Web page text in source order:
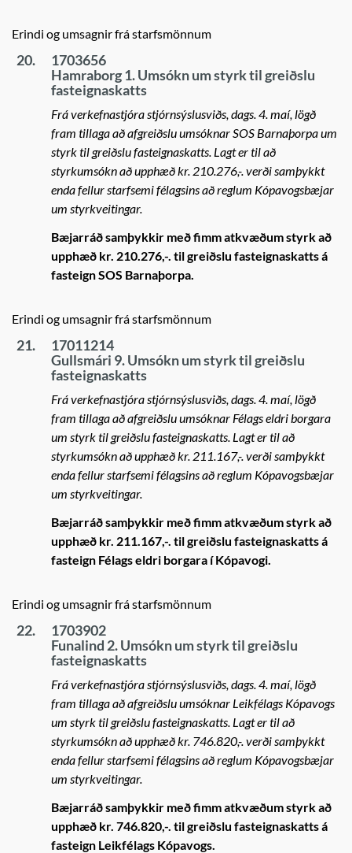
Erindi og umsagnir frá starfsmönnum
20.
1703656
Hamraborg 1. Umsókn um styrk til greiðslu
fasteignaskatts
Frá verkefnastjóra stjórnsýslusviðs, dags. 4. maí, lögð
fram tillaga að afgreiðslu umsóknar SOS Barnaþorpa um
styrk til greiðslu fasteignaskatts. Lagt er til að
styrkumsókn að upphæð kr. 210.276,-. verði samþykkt
enda fellur starfsemi félagsins að reglum Kópavogsbæjar
um styrkveitingar.
Bæjarráð samþykkir með fimm atkvæðum styrk að
upphæð kr. 210.276,-. til greiðslu fasteignaskatts á
fasteign SOS Barnaþorpa.
Erindi og umsagnir frá starfsmönnum
21.
17011214
Gullsmári 9. Umsókn um styrk til greiðslu
fasteignaskatts
Frá verkefnastjóra stjórnsýslusviðs, dags. 4. maí, lögð
fram tillaga að afgreiðslu umsóknar Félags eldri borgara
um styrk til greiðslu fasteignaskatts. Lagt er til að
styrkumsókn að upphæð kr. 211.167,-. verði samþykkt
enda fellur starfsemi félagsins að reglum Kópavogsbæjar
um styrkveitingar.
Bæjarráð samþykkir með fimm atkvæðum styrk að
upphæð kr. 211.167,-. til greiðslu fasteignaskatts á
fasteign Félags eldri borgara í Kópavogi.
Erindi og umsagnir frá starfsmönnum
22.
1703902
Funalind 2. Umsókn um styrk til greiðslu
fasteignaskatts
Frá verkefnastjóra stjórnsýslusviðs, dags. 4. maí, lögð
fram tillaga að afgreiðslu umsóknar Leikfélags Kópavogs
um styrk til greiðslu fasteignaskatts. Lagt er til að
styrkumsókn að upphæð kr. 746.820,-. verði samþykkt
enda fellur starfsemi félagsins að reglum Kópavogsbæjar
um styrkveitingar.
Bæjarráð samþykkir með fimm atkvæðum styrk að
upphæð kr. 746.820,-. til greiðslu fasteignaskatts á
fasteign Leikfélags Kópavogs.